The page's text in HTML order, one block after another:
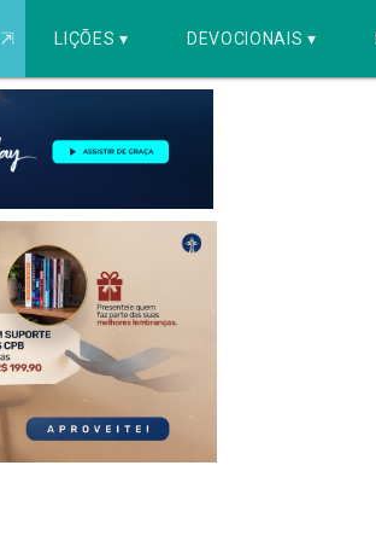
⇱ LIÇÕES ▾ DEVOCIONAIS ▾